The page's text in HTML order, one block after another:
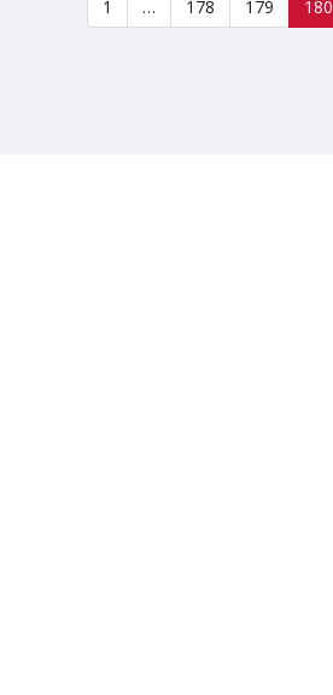
1 … 178 179 180